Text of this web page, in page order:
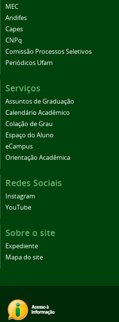
MEC
Andifes
Capes
CNPq
Comissão Processos Seletivos
Periódicos Ufam
Serviços
Assuntos de Graduação
Calendário Acadêmico
Colação de Grau
Espaço do Aluno
eCampus
Orientação Acadêmica
Redes Sociais
Instagram
YouTube
Sobre o site
Expediente
Mapa do site